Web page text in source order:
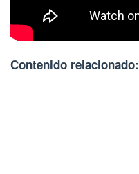
Contenido relacionado: